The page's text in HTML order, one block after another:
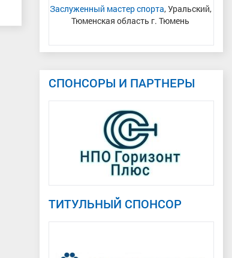
Заслуженный мастер спорта, Уральский,
Тюменская область г. Тюмень
СПОНСОРЫ И ПАРТНЕРЫ
ТИТУЛЬНЫЙ СПОНСОР